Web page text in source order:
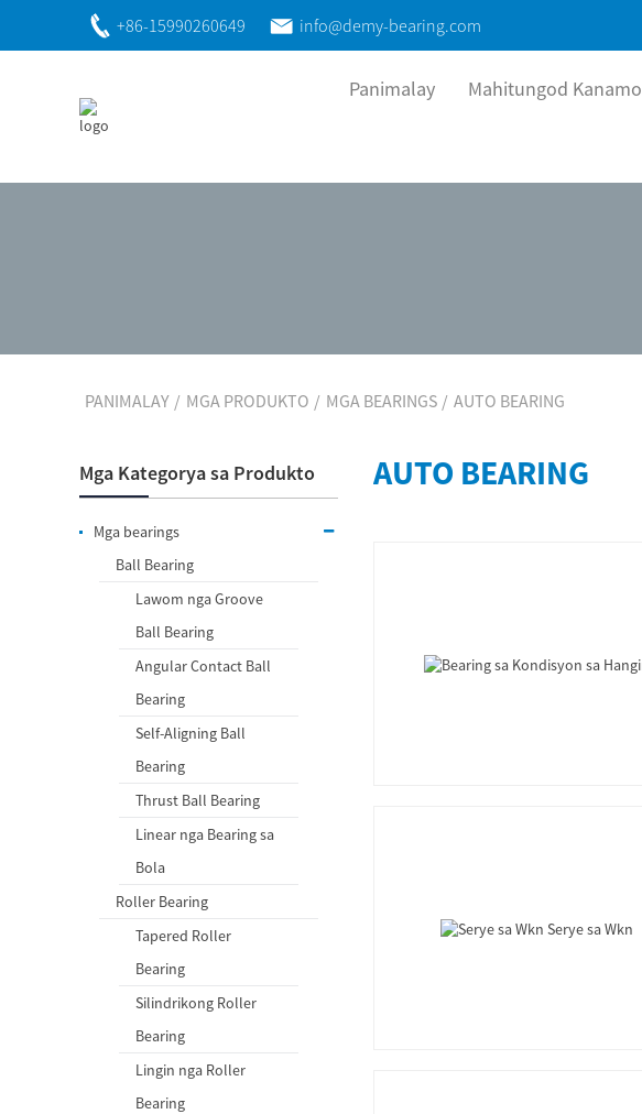
+86-15990260649 info@demy-bearing.com
Panimalay Mahitungod Kanamo
PANIMALAY MGA PRODUKTO MGA BEARINGS AUTO BEARING
Mga Kategorya sa Produkto
Mga bearings
Ball Bearing
Lawom nga Groove
Ball Bearing
Angular Contact Ball
Bearing
Self-Aligning Ball
Bearing
Thrust Ball Bearing
Linear nga Bearing sa
Bola
Roller Bearing
Tapered Roller
Bearing
Silindrikong Roller
Bearing
Lingin nga Roller
Bearing
AUTO BEARING